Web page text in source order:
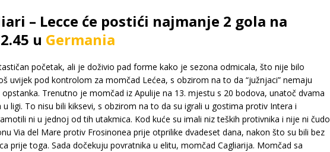
– Lecce će postići najmanje 2 gola na
u Germania
početak, ali je doživio pad forme kako je sezona odmicala, što nije bilo
uvijek pod kontrolom za momčad Lećea, s obzirom na to da “južnjaci” nemaju
Trenutno je momčad iz Apulije na 13. mjestu s 20 bodova, unatoč dvama
ligi. To nisu bili kiksevi, s obzirom na to da su igrali u gostima protiv Intera i
ni u jednoj od tih utakmica. Kod kuće su imali niz teških protivnika i nije ni čudo
Via del Mare protiv Frosinonea prije otprilike dvadeset dana, nakon što su bili bez
prije toga. Sada dočekuju povratnika u elitu, momčad Cagliarija. Momčad sa